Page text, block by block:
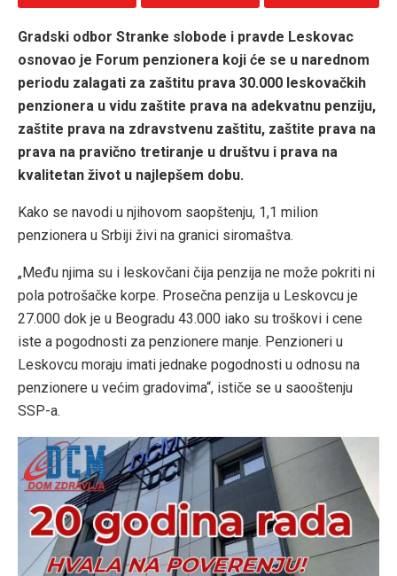
Gradski odbor Stranke slobode i pravde Leskovac
osnovao je Forum penzionera koji će se u narednom
periodu zalagati za zaštitu prava 30.000 leskovačkih
penzionera u vidu zaštite prava na adekvatnu penziju,
zaštite prava na zdravstvenu zaštitu, zaštite prava na
prava na pravično tretiranje u društvu i prava na
kvalitetan život u najlepšem dobu.
Kako se navodi u njihovom saopštenju, 1,1 milion
penzionera u Srbiji živi na granici siromaštva.
„Među njima su i leskovčani čija penzija ne može pokriti ni
pola potrošačke korpe. Prosečna penzija u Leskovcu je
27.000 dok je u Beogradu 43.000 iako su troškovi i cene
iste a pogodnosti za penzionere manje. Penzioneri u
Leskovcu moraju imati jednake pogodnosti u odnosu na
penzionere u većim gradovima“, ističe se u saooštenju
SSP-a.